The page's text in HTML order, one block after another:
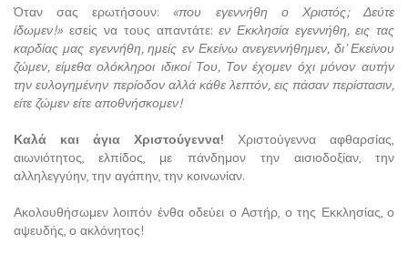
Όταν σας ερωτήσουν: «που εγεννήθη ο Χριστός; Δεύτε
ίδωμεν!» εσείς να τους απαντάτε: εν Εκκλησία εγεννήθη, εις τας
καρδίας μας εγεννήθη, ημείς εν Εκείνω ανεγεννήθημεν, δι’ Εκείνου
ζώμεν, είμεθα ολόκληροι ιδικοί Του, Τον έχομεν όχι μόνον αυτήν
την ευλογημένην περίοδον αλλά κάθε λεπτόν, εις πάσαν περίστασιν,
είτε ζώμεν είτε αποθνήσκομεν!
Καλά και άγια Χριστούγεννα! Χριστούγεννα αφθαρσίας,
αιωνιότητος, ελπίδος, με πάνδημον την αισιοδοξίαν, την
αλληλεγγύην, την αγάπην, την κοινωνίαν.
Ακολουθήσωμεν λοιπόν ένθα οδεύει ο Αστήρ, ο της Εκκλησίας, ο
αψευδής, ο ακλόνητος!